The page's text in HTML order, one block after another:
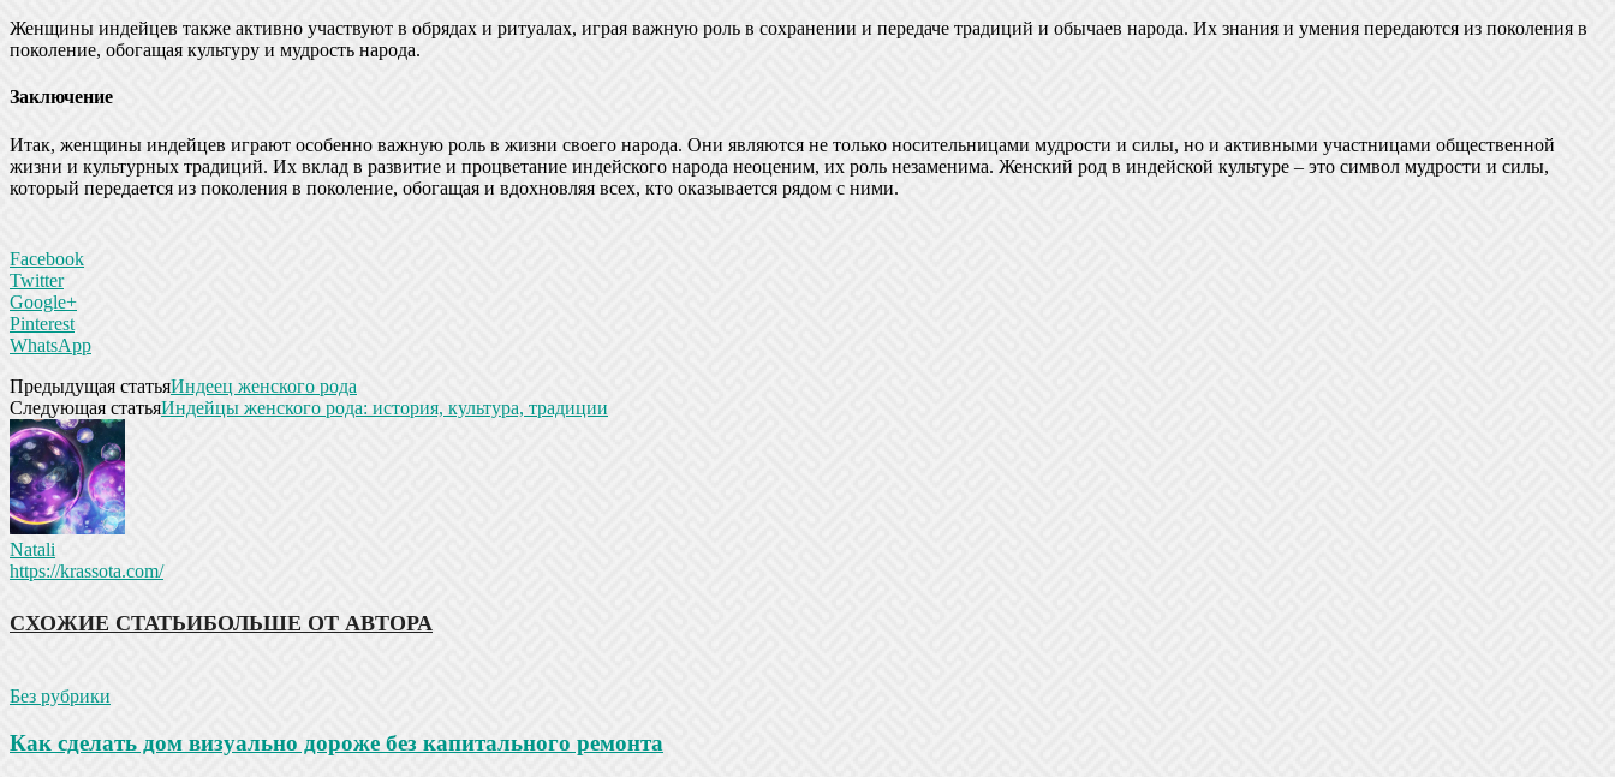
Женщины индейцев также активно участвуют в обрядах и ритуалах, играя важную роль в сохранении и передаче традиций и обычаев народа. Их знания и умения передаются из поколения в
поколение, обогащая культуру и мудрость народа.
Заключение
Итак, женщины индейцев играют особенно важную роль в жизни своего народа. Они являются не только носительницами мудрости и силы, но и активными участницами общественной
жизни и культурных традиций. Их вклад в развитие и процветание индейского народа неоценим, их роль незаменима. Женский род в индейской культуре – это символ мудрости и силы,
который передается из поколения в поколение, обогащая и вдохновляя всех, кто оказывается рядом с ними.
Facebook
Twitter
Google+
Pinterest
WhatsApp
Предыдущая статьяИндеец женского рода
Следующая статьяИндейцы женского рода: история, культура, традиции
Natali
https://krassota.com/
СХОЖИЕ СТАТЬИБОЛЬШЕ ОТ АВТОРА
Без рубрики
Как сделать дом визуально дороже без капитального ремонта